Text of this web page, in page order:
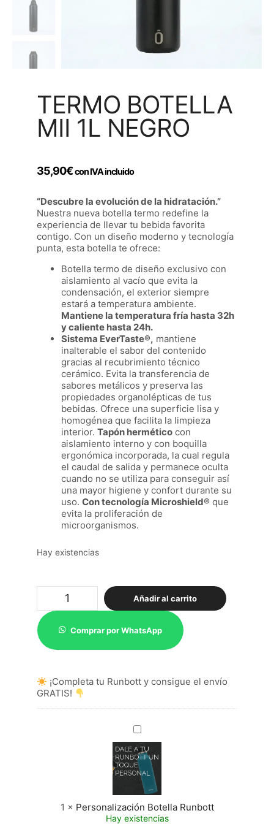
TERMO BOTELLA
MII 1L NEGRO
35,90€con IVA incluido
“Descubre la evolución de la hidratación.”
Nuestra nueva botella termo redefine la
experiencia de llevar tu bebida favorita
contigo. Con un diseño moderno y tecnología
punta, esta botella te ofrece:
Botella termo de diseño exclusivo con
aislamiento al vacío que evita la
condensación, el exterior siempre
estará a temperatura ambiente.
Mantiene la temperatura fría hasta 32h
y caliente hasta 24h.
Sistema EverTaste®, mantiene
inalterable el sabor del contenido
gracias al recubrimiento técnico
cerámico. Evita la transferencia de
sabores metálicos y preserva las
propiedades organolépticas de tus
bebidas. Ofrece una superficie lisa y
homogénea que facilita la limpieza
interior. Tapón hermético con
aislamiento interno y con boquilla
ergonómica incorporada, la cual regula
el caudal de salida y permanece oculta
cuando no se utiliza para conseguir así
una mayor higiene y confort durante su
uso. Con tecnología Microshield® que
evita la proliferación de
microorganismos.
Hay existencias
Mii
1L
Negro
cantidad
Añadir al carrito
Comprar por WhatsApp
¡Completa tu Runbott y consigue el envío
GRATIS!
Personalización
Botella
Runbott
1 × Personalización Botella Runbott
Hay existencias